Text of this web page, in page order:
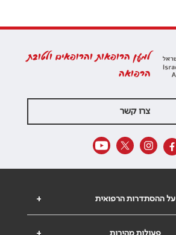
למען הרופאות והרופאים ולטובת
הרפואה
צרו קשר
+ על ההסתדרות הרפואית